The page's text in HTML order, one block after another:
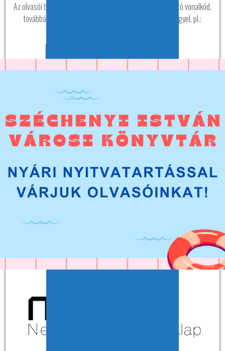
Az olvasói belépéshez szükséges az olvasójegyen található vonalkód,
továbbá a jelszó, ami a születési dátum nyolc számjeggyel, pl.:
20120821. A jelszó belépés után módosítható.
PÁLYÁZATOK